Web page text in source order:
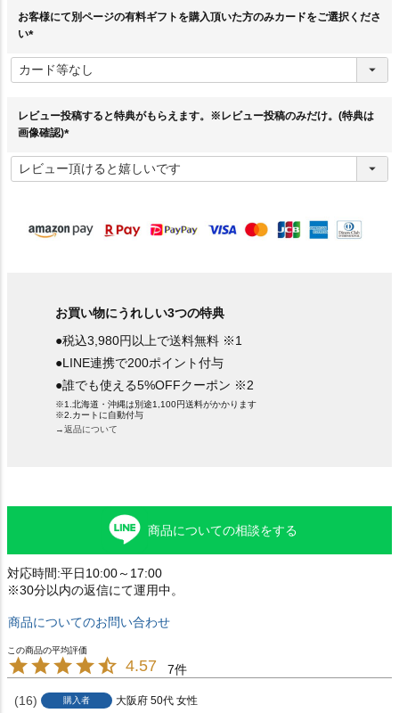
お客様にて別ページの有料ギフトを購入頂いた方のみカードをご選択くださ
い
必
須
レビュー投稿すると特典がもらえます。※レビュー投稿のみだけ。(特典は
画像確認)
必
須
お買い物にうれしい3つの特典
●税込3,980円以上で送料無料 ※1
●LINE連携で200ポイント付与
●誰でも使える5%OFFクーポン ※2
※1.北海道・沖縄は別途1,100円送料がかかります
※2.カートに自動付与
→返品について
商品についての相談をする
対応時間:平日10:00～17:00
※30分以内の返信にて運用中。
商品についてのお問い合わせ
4.57 7
16 購入者 大阪府 50代 女性